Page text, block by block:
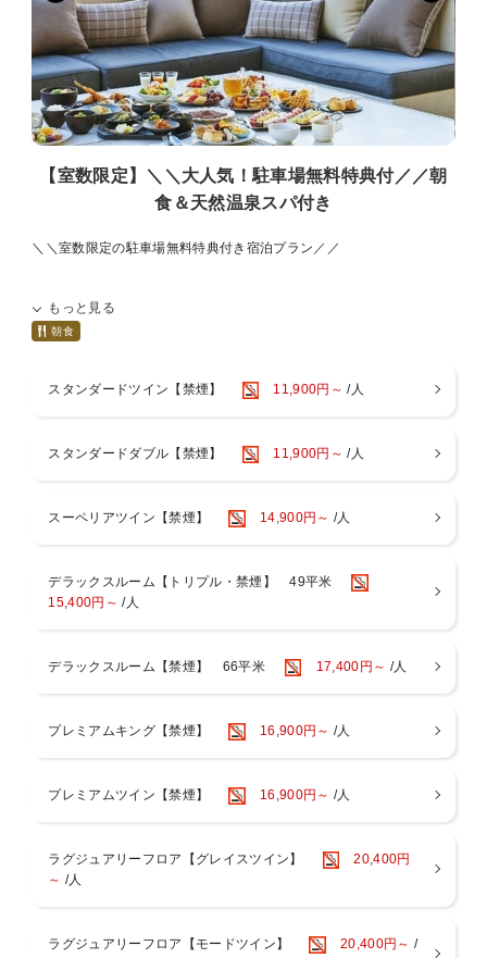
たします。
■1人1泊あたり150円の大阪市入湯税（小学生以下は不要）を別途頂戴
いたします。
■駐車場は有料でございます。ご予約制ではございません。
【室数限定】＼＼大人気！駐車場無料特典付／／朝
食＆天然温泉スパ付き
＼＼室数限定の駐車場無料特典付き宿泊プラン／／
す！！
※ご到着時にフロントで必ず駐車券をご提示ください。
利用いただけます。
※駐車場のご予約は承っておりません。
【レストラン】3階 Dining BRICKSIDE
※混雑状況により、待ち時間が発生する可能性がございます。
【営業時間】14：00～24：00（最終入場23：30）/ 6：00～9：
※3歳以下のお子様のご利用はご遠慮いただいております。
※異性の浴室・ロッカールームのご利用は6歳以下とさせていただい
※タトゥーのあるお客様はスパのご利用をご遠慮いただいておりま
す。
■全室禁煙です。館内1回・3階に喫煙スペースがございます。
■添い寝はベッド1台につき1名様（未就学児のみ）のご利用が可能で
ご入場可能です。
もっと見る
朝食
スタンダードツイン【禁煙】 11,900円～ /人
スタンダードダブル【禁煙】 11,900円～ /人
スーペリアツイン【禁煙】 14,900円～ /人
デラックスルーム【トリプル・禁煙】 49平米
15,400円～ /人
デラックスルーム【禁煙】 66平米 17,400円～ /人
プレミアムキング【禁煙】 16,900円～ /人
プレミアムツイン【禁煙】 16,900円～ /人
ラグジュアリーフロア【グレイスツイン】
20,400円
～ /人
ラグジュアリーフロア【モードツイン】 20,400円～ /